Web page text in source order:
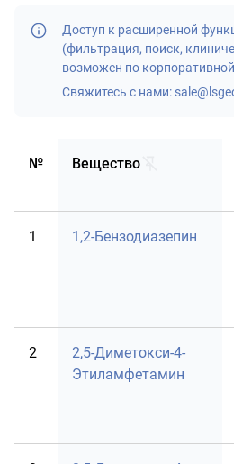
Доступ к расширенной
(фильтрация, поиск,
возможен по
Свяжитесь с нами:
№ Вещество
1 1,2-Бензодиазепин
2
2,5-Диметокси-4-
Этиламфетамин